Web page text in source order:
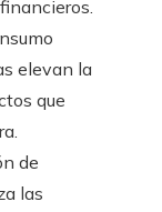
elevan la
que
de
las